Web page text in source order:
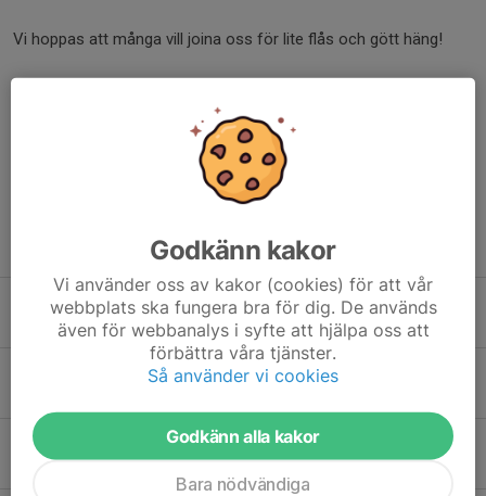
Vi hoppas att många vill joina oss för lite flås och gött häng!
Tidigare nyheter
Inställd träning tors 14/5 Kristihimmel
12 maj, 14:46 0
Inställd torsdagsträning på Valborg
Keps Cup i Skrubba på söndag 26/4
20 apr, 20:33 3
Godkänn kakor
Vi använder oss av kakor (cookies) för att vår
webbplats ska fungera bra för dig. De används
även för webbanalys i syfte att hjälpa oss att
förbättra våra tjänster.
Så använder vi cookies
Godkänn alla kakor
Bara nödvändiga